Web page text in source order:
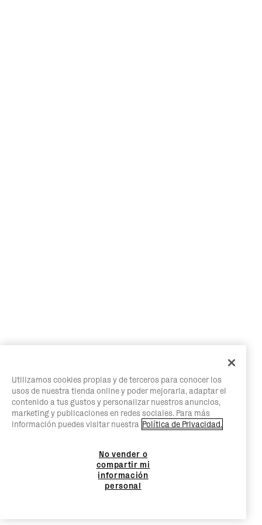
Utilizamos cookies propias y de terceros para conocer los
usos de nuestra tienda online y poder mejorarla, adaptar el
contenido a tus gustos y personalizar nuestros anuncios,
marketing y publicaciones en redes sociales. Para más
información puedes visitar nuestra Política de Privacidad.
No vender o
compartir mi
información
personal